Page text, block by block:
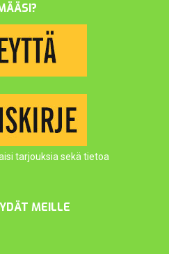
tarjouksia sekä tietoa
MEILLE